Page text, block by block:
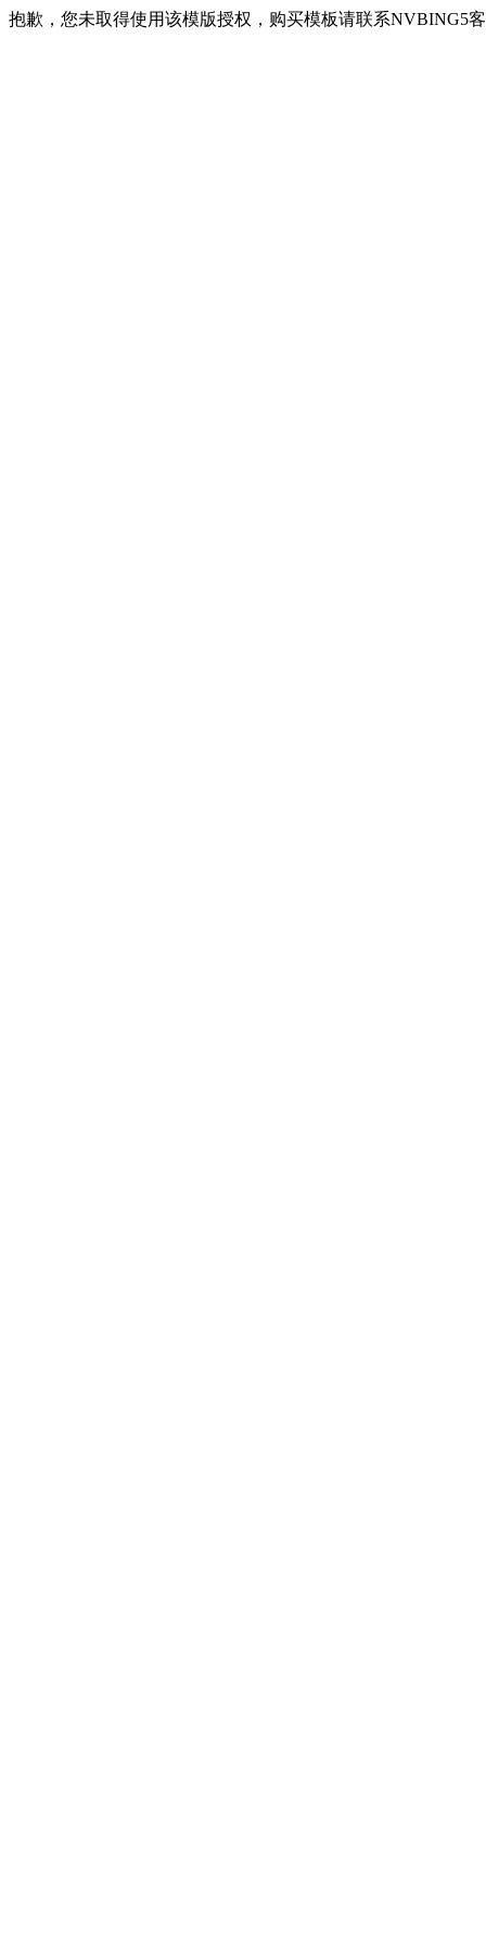
抱歉，您未取得使用该模版授权，购买模板请联系NVBING5客